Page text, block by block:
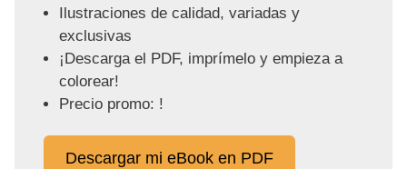
Ilustraciones de calidad, variadas y
exclusivas
¡Descarga el PDF, imprímelo y empieza a
colorear!
Precio promo: !
Descargar mi eBook en PDF